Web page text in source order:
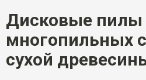
Дисковые пилы
многопильных
сухой